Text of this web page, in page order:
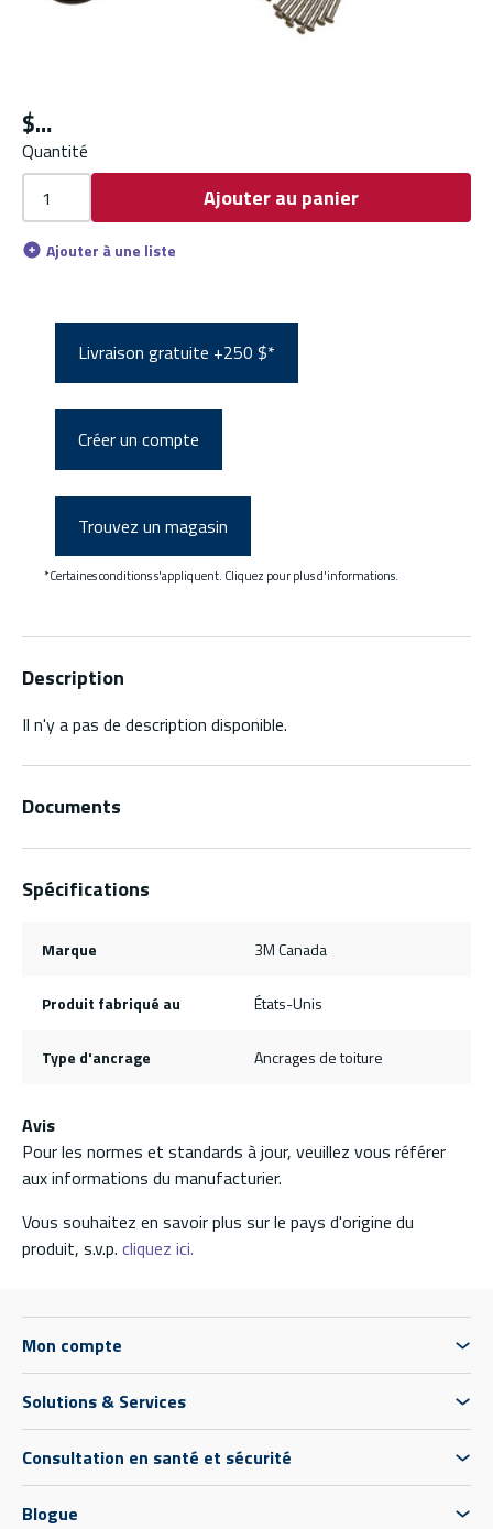
$
Quantité
Ajouter au panier
Ajouter à une liste
Livraison gratuite +250 $*
Créer un compte
Trouvez un magasin
*Certaines conditions s'appliquent. Cliquez pour plus d'informations.
Description
Il n'y a pas de description disponible.
Documents
Spécifications
Marque 3M Canada
Produit fabriqué au États-Unis
Type d'ancrage Ancrages de toiture
Avis
Pour les normes et standards à jour, veuillez vous référer
aux informations du manufacturier.
Vous souhaitez en savoir plus sur le pays d'origine du
produit, s.v.p. cliquez ici.
Mon compte
Solutions & Services
Consultation en santé et sécurité
Blogue